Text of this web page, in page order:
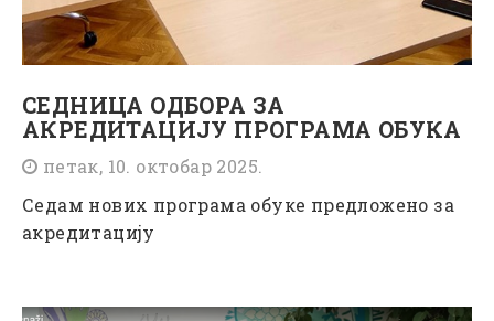
СЕДНИЦА ОДБОРА ЗА
АКРЕДИТАЦИЈУ ПРОГРАМА ОБУКА
петак, 10. октобар 2025.
Седам нових програма обуке предложено за
акредитацију